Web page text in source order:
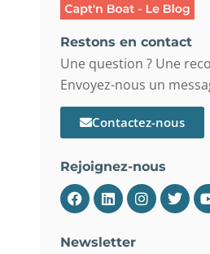
Restons en contact
Une question ? Une
Envoyez-nous un
Contactez-nous
Rejoignez-nous
Newsletter